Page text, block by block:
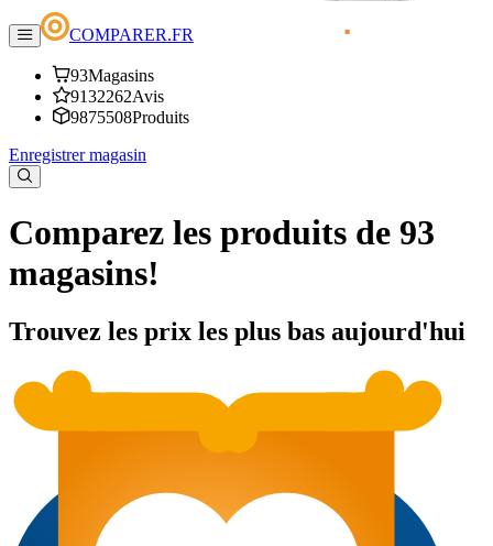
COMPARER.FR
93Magasins
9132262Avis
9875508Produits
Enregistrer magasin
Comparez les produits de 93
magasins!
Trouvez les prix les plus bas aujourd'hui